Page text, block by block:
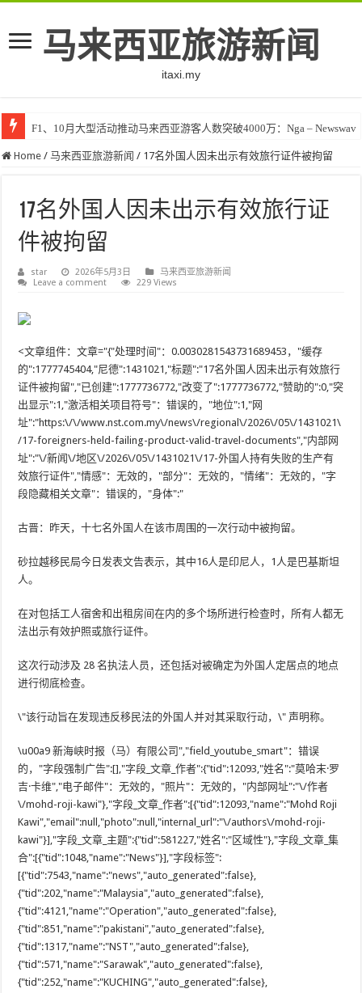
马来西亚旅游新闻
itaxi.my
F1、10月大型活动推动马来西亚游客人数突破4000万：Nga – Newswav
Home / 马来西亚旅游新闻 / 17名外国人因未出示有效旅行证件被拘留
17名外国人因未出示有效旅行证
件被拘留
star 2026年5月3日
马来西亚旅游新闻
Leave a comment
229 Views
<文章组件：文章="{"处理时间"：0.0030281543731689453，"缓存
的":1777745404,"尼德":1431021,"标题":"17名外国人因未出示有效旅行
证件被拘留","已创建":1777736772,"改变了":1777736772,"赞助的":0,"突
出显示":1,"激活相关项目符号"：错误的，"地位":1,"网
址":"https:\/\/www.nst.com.my\/news\/regional\/2026\/05\/1431021\
/17-foreigners-held-failing-product-valid-travel-documents","内部网
址":"\/新闻\/地区\/2026\/05\/1431021\/17-外国人持有失败的生产有
效旅行证件","情感"：无效的，"部分"：无效的，"情绪"：无效的，"字
段隐藏相关文章"：错误的，"身体":"
古晋：昨天，十七名外国人在该市周围的一次行动中被拘留。
砂拉越移民局今日发表文告表示，其中16人是印尼人，1人是巴基斯坦
人。
在对包括工人宿舍和出租房间在内的多个场所进行检查时，所有人都无
法出示有效护照或旅行证件。
这次行动涉及 28 名执法人员，还包括对被确定为外国人定居点的地点
进行彻底检查。
\"该行动旨在发现违反移民法的外国人并对其采取行动，\" 声明称。
\u00a9 新海峡时报（马）有限公司","field_youtube_smart"：错误
的，"字段强制广告":[],"字段_文章_作者":{"tid":12093,"姓名":"莫哈末·罗
吉·卡维","电子邮件"：无效的，"照片"：无效的，"内部网址":"\/作者
\/mohd-roji-kawi"},"字段_文章_作者":[{"tid":12093,"name":"Mohd Roji
Kawi","email":null,"photo":null,"internal_url":"\/authors\/mohd-roji-
kawi"}],"字段_文章_主题":{"tid":581227,"姓名":"区域性"},"字段_文章_集
合":[{"tid":1048,"name":"News"}],"字段标签":
[{"tid":7543,"name":"news","auto_generated":false},
{"tid":202,"name":"Malaysia","auto_generated":false},
{"tid":4121,"name":"Operation","auto_generated":false},
{"tid":851,"name":"pakistani","auto_generated":false},
{"tid":1317,"name":"NST","auto_generated":false},
{"tid":571,"name":"Sarawak","auto_generated":false},
{"tid":252,"name":"KUCHING","auto_generated":false},